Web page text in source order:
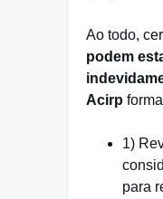
Ao todo,
podem
Acirp
1)
para